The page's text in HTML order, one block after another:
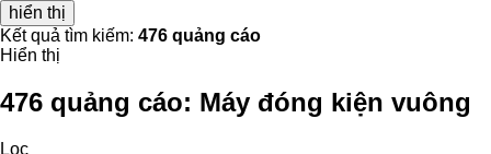
hiển thị
Kết quả tìm kiếm: 476 quảng cáo
Hiển thị
476 quảng cáo: Máy đóng kiện vuông
Lọc